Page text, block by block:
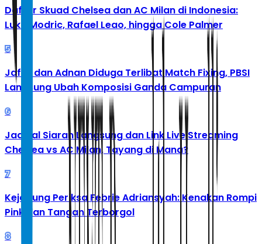
Daftar Skuad Chelsea dan AC Milan di Indonesia:
Luka Modric, Rafael Leao, hingga Cole Palmer
5
Jafar dan Adnan Diduga Terlibat Match Fixing, PBSI
Langsung Ubah Komposisi Ganda Campuran
6
Jadwal Siaran Langsung dan Link Live Streaming
Chelsea vs AC Milan, Tayang di Mana?
7
Kejagung Periksa Febrie Adriansyah: Kenakan Rompi
Pink dan Tangan Terborgol
8